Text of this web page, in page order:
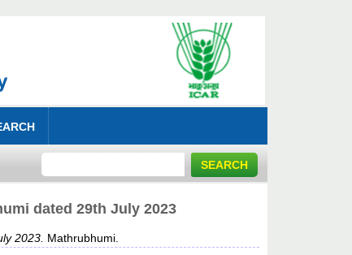
dated 29th July 2023
2023. Mathrubhumi.